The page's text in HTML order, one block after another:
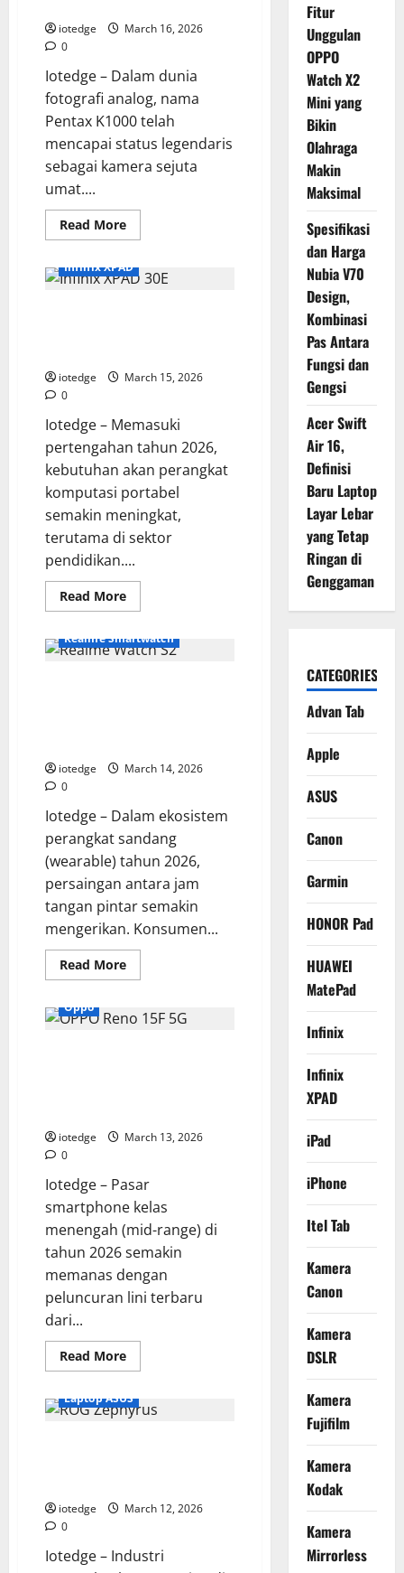
iotedge
March 16, 2026
0
Iotedge – Dalam dunia
fotografi analog, nama
Pentax K1000 telah
mencapai status legendaris
sebagai kamera sejuta
umat....
Read MoreRead
more
K2
vs
Flagship
Infinix XPAD
iotedge
March 15, 2026
0
Iotedge – Memasuki
pertengahan tahun 2026,
kebutuhan akan perangkat
komputasi portabel
semakin meningkat,
terutama di sektor
pendidikan....
Read MoreRead
more
XPAD
30E:
Realme Smartwatch
iotedge
March 14, 2026
0
Iotedge – Dalam ekosistem
perangkat sandang
(wearable) tahun 2026,
persaingan antara jam
tangan pintar semakin
mengerikan. Konsumen...
Read MoreRead
more
Realme
Watch
Lengkap
Oppo
iotedge
March 13, 2026
0
Iotedge – Pasar
smartphone kelas
menengah (mid-range) di
tahun 2026 semakin
memanas dengan
peluncuran lini terbaru
dari...
Read MoreRead
more
Reno
15F
Cukup
Tangguh
Berat?
Laptop ASUS
iotedge
March 12, 2026
0
Iotedge – Industri
Fitur
Unggulan
OPPO
Watch X2
Mini yang
Bikin
Olahraga
Makin
Maksimal
Spesifikasi
dan Harga
Nubia V70
Design,
Kombinasi
Pas Antara
Fungsi dan
Gengsi
Acer Swift
Air 16,
Definisi
Baru Laptop
Layar Lebar
yang Tetap
Ringan di
Genggaman
CATEGORIES
Advan Tab
Apple
ASUS
Canon
Garmin
HONOR Pad
HUAWEI
MatePad
Infinix
Infinix
XPAD
iPad
iPhone
Itel Tab
Kamera
Canon
Kamera
DSLR
Kamera
Fujifilm
Kamera
Kodak
Kamera
Mirrorless